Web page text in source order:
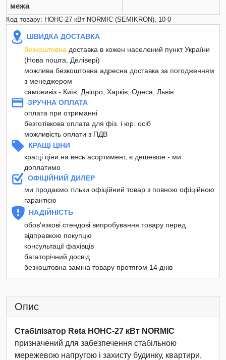
межа
Код товару: НОНС-27 кВт NORMIC (SEMIKRON), 10-0
ШВИДКА ДОСТАВКА
безкоштовна доставка в кожен населений пункт України
(Нова пошта, Делівері)
можлива безкоштовна адресна доставка за погодженням
з менеджером
самовивіз - Київ, Дніпро, Харків, Одеса, Львів
ЗРУЧНА ОПЛАТА
оплата при отриманні
безготівкова оплата для фіз. і юр. осіб
можливість оплати з ПДВ
КРАЩІ ЦІНИ
кращі ціни на весь асортимент, є дешевше - ми
доплатимо
ОФІЦІЙНИЙ ДИЛЕР
ми продаємо тільки офіційний товар з повною офіційною
гарантією
НАДІЙНІСТЬ
обов'язкові стендові випробування товару перед
відправкою покупцю
консультації фахівців
багаторічний досвід
безкоштовна заміна товару протягом 14 днів
Опис
Стабілізатор Reta НОНС-27 кВт NORMIC
призначений для забезпечення стабільною
мережевою напругою і захисту будинку, квартири,